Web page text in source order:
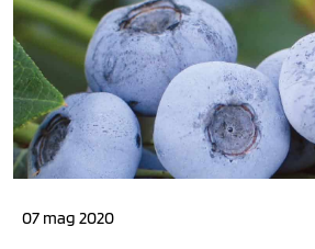
07 mag 2020